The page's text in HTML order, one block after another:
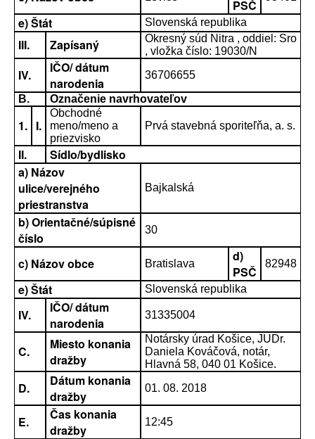
PSČ
e) Štát Slovenská republika
III. Zapísaný
Okresný súd Nitra , oddiel: Sro
, vložka číslo: 19030/N
IV.
IČO/ dátum
narodenia
36706655
B.
Označenie navrhovateľov
1. I.
Obchodné
meno/meno a
priezvisko
Prvá stavebná sporiteľňa, a. s.
II.
Sídlo/bydlisko
a) Názov
ulice/verejného
priestranstva
Bajkalská
b) Orientačné/súpisné
číslo
30
c) Názov obce Bratislava
d)
PSČ
82948
e) Štát Slovenská republika
IV.
IČO/ dátum
narodenia
31335004
C.
Miesto konania
dražby
Notársky úrad Košice, JUDr.
Daniela Kováčová, notár,
Hlavná 58, 040 01 Košice.
D.
Dátum konania
dražby
01. 08. 2018
E.
Čas konania
dražby
12:45